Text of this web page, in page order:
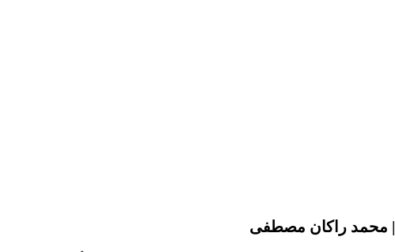
| محمد راكان مصطفى